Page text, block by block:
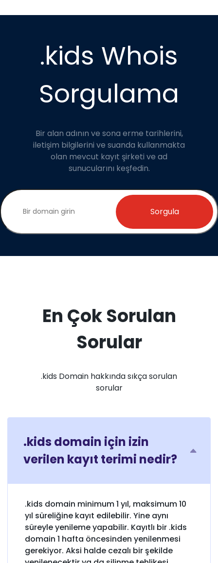
.kids Whois
Sorgulama
Bir alan adının ve sona erme tarihlerini,
iletişim bilgilerini ve suanda kullanmakta
olan mevcut kayıt şirketi ve ad
sunucularını keşfedin.
Sorgula
En Çok Sorulan
Sorular
.kids Domain hakkında sıkça sorulan
sorular
.kids domain için izin
verilen kayıt terimi nedir?
.kids domain minimum 1 yıl, maksimum 10
yıl süreliğine kayıt edilebilir. Yine aynı
süreyle yenileme yapabilir. Kayıtlı bir .kids
domain 1 hafta öncesinden yenilenmesi
gerekiyor. Aksi halde cezalı bir şekilde